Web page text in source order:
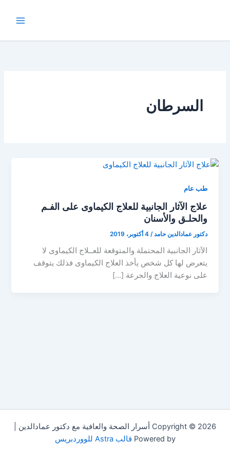
السرطان
طب عام
علاج الآثار الجانبية للعلاج الكيماوى على الفـم
والحلـق والأسنان
دكتور عمادالدين حامد/4 أكتوبر، 2019
الآثار الجانبية المحتملة والمتوقعة للعــلاج الكيماوى لا
يتعرض لها كل شخص يأخذ العلاج الكيماوى فذلك يتوقف
على نوعية العلاج والجرعة […]
Copyright © 2026 أسرار الصحة والعافية مع دكتور عمادالدين |
Powered by قالب Astra للووردبريس